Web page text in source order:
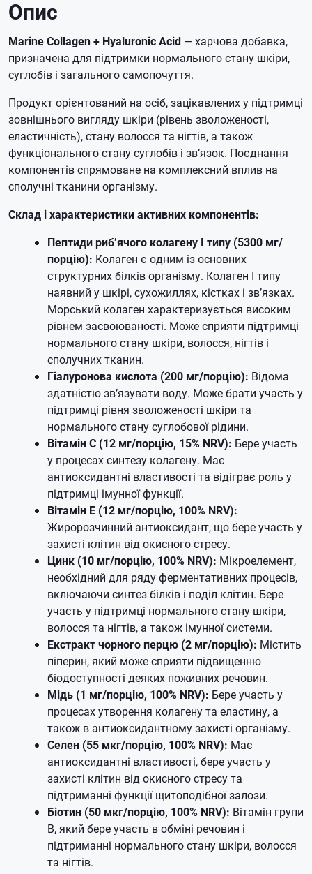
Опис
Marine Collagen + Hyaluronic Acid — харчова добавка,
призначена для підтримки нормального стану шкіри,
суглобів і загального самопочуття.
Продукт орієнтований на осіб, зацікавлених у підтримці
зовнішнього вигляду шкіри (рівень зволоженості,
еластичність), стану волосся та нігтів, а також
функціонального стану суглобів і зв’язок. Поєднання
компонентів спрямоване на комплексний вплив на
сполучні тканини організму.
Склад і характеристики активних компонентів:
Пептиди риб’ячого колагену I типу (5300 мг/
порцію): Колаген є одним із основних
структурних білків організму. Колаген I типу
наявний у шкірі, сухожиллях, кістках і зв’язках.
Морський колаген характеризується високим
рівнем засвоюваності. Може сприяти підтримці
нормального стану шкіри, волосся, нігтів і
сполучних тканин.
Гіалуронова кислота (200 мг/порцію): Відома
здатністю зв’язувати воду. Може брати участь у
підтримці рівня зволоженості шкіри та
нормального стану суглобової рідини.
Вітамін C (12 мг/порцію, 15% NRV): Бере участь
у процесах синтезу колагену. Має
антиоксидантні властивості та відіграє роль у
підтримці імунної функції.
Вітамін E (12 мг/порцію, 100% NRV):
Жиророзчинний антиоксидант, що бере участь у
захисті клітин від окисного стресу.
Цинк (10 мг/порцію, 100% NRV): Мікроелемент,
необхідний для ряду ферментативних процесів,
включаючи синтез білків і поділ клітин. Бере
участь у підтримці нормального стану шкіри,
волосся та нігтів, а також імунної системи.
Екстракт чорного перцю (2 мг/порцію): Містить
піперин, який може сприяти підвищенню
біодоступності деяких поживних речовин.
Мідь (1 мг/порцію, 100% NRV): Бере участь у
процесах утворення колагену та еластину, а
також в антиоксидантному захисті організму.
Селен (55 мкг/порцію, 100% NRV): Має
антиоксидантні властивості, бере участь у
захисті клітин від окисного стресу та
підтриманні функції щитоподібної залози.
Біотин (50 мкг/порцію, 100% NRV): Вітамін групи
B, який бере участь в обміні речовин і
підтриманні нормального стану шкіри, волосся
та нігтів.